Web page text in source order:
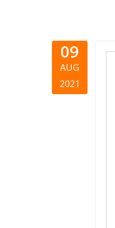
09
AUG
2021